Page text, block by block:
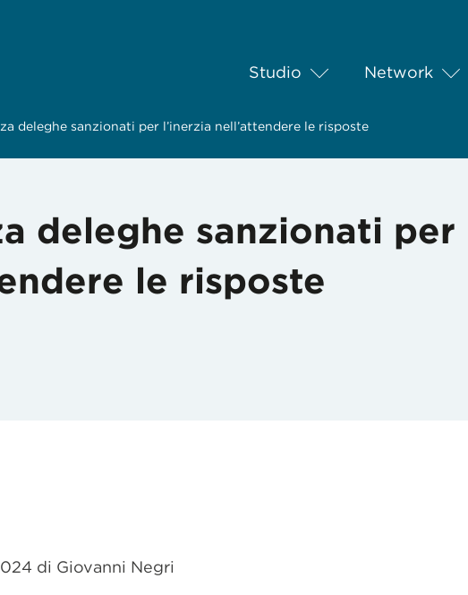
Studio Network
deleghe sanzionati per l’inerzia nell’attendere le risposte
deleghe sanzionati per
le risposte
di Giovanni Negri